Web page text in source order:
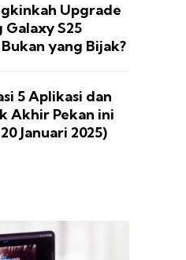
Upgrade
Galaxy S25
yang Bijak?
5 Aplikasi dan
Akhir Pekan ini
Januari 2025)